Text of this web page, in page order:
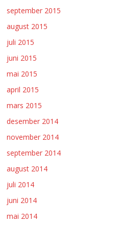
september 2015
august 2015
juli 2015
juni 2015
mai 2015
april 2015
mars 2015
desember 2014
november 2014
september 2014
august 2014
juli 2014
juni 2014
mai 2014